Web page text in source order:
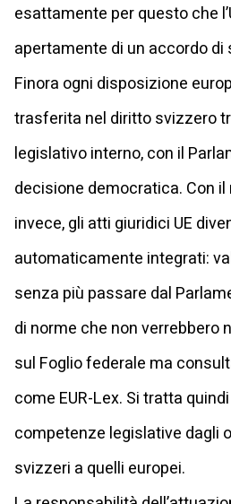
esattamente per questo che
apertamente di un accordo
Finora ogni disposizione
trasferita nel diritto svizzero
legislativo interno, con il
decisione democratica. Con il
invece, gli atti giuridici UE
automaticamente integrati:
senza più passare dal
di norme che non verrebbero
sul Foglio federale ma
come EUR-Lex. Si tratta
competenze legislative dagli
svizzeri a quelli europei.